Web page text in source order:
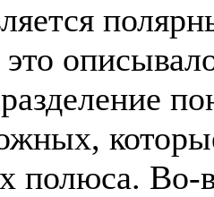
полюса. Во-